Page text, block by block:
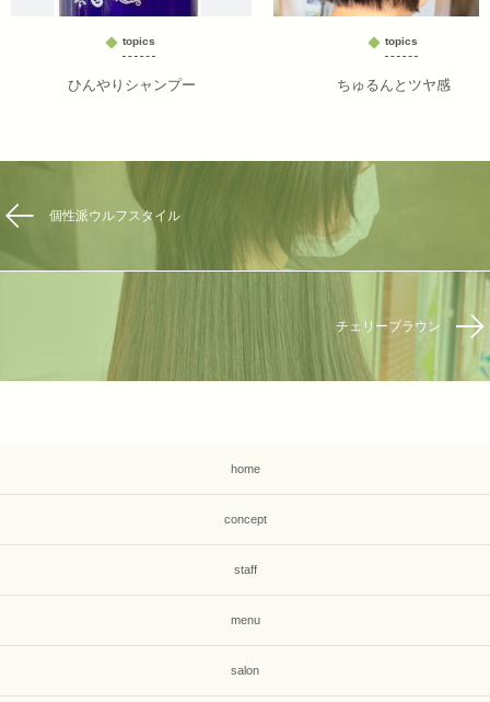
topics
ひんやりシャンプー
topics
ちゅるんとツヤ感
個性派ウルフスタイル
チェリーブラウン
home
concept
staff
menu
salon